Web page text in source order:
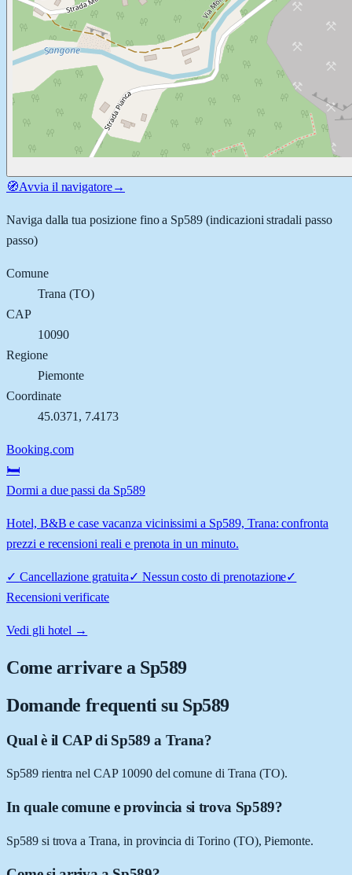
🧭Avvia il navigatore→
Naviga dalla tua posizione fino a Sp589 (indicazioni stradali passo
passo)
Comune
Trana (TO)
CAP
10090
Regione
Piemonte
Coordinate
45.0371 , 7.4173
Booking.com
🛏️
Dormi a due passi da Sp589
Hotel, B&B e case vacanza vicinissimi a Sp589, Trana: confronta
prezzi e recensioni reali e prenota in un minuto.
✓ Cancellazione gratuita✓ Nessun costo di prenotazione✓
Recensioni verificate
Vedi gli hotel →
Come arrivare a Sp589
Domande frequenti su Sp589
Qual è il CAP di Sp589 a Trana?
Sp589 rientra nel CAP 10090 del comune di Trana (TO).
In quale comune e provincia si trova Sp589?
Sp589 si trova a Trana, in provincia di Torino (TO), Piemonte.